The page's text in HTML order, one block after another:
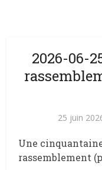
2026-06-
25 juin
Une
rassemblement